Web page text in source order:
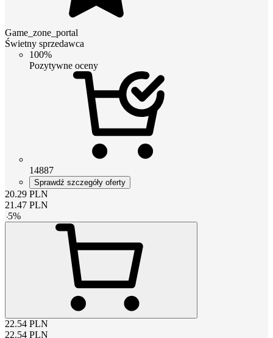
Game_zone_portal
Świetny sprzedawca
100%
Pozytywne oceny
14887
Sprawdź szczegóły oferty
20.29 PLN
21.47 PLN
-5%
22.54 PLN
22.54 PLN